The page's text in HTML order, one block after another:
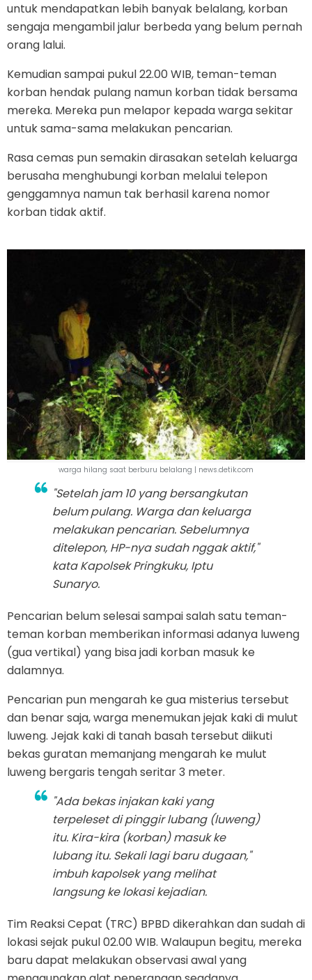
untuk mendapatkan lebih banyak belalang, korban
sengaja mengambil jalur berbeda yang belum pernah
orang lalui.
Kemudian sampai pukul 22.00 WIB, teman-teman
korban hendak pulang namun korban tidak bersama
mereka. Mereka pun melapor kepada warga sekitar
untuk sama-sama melakukan pencarian.
Rasa cemas pun semakin dirasakan setelah keluarga
berusaha menghubungi korban melalui telepon
genggamnya namun tak berhasil karena nomor
korban tidak aktif.
warga hilang saat berburu belalang | news.detik.com
"Setelah jam 10 yang bersangkutan
belum pulang. Warga dan keluarga
melakukan pencarian. Sebelumnya
ditelepon, HP-nya sudah nggak aktif,"
kata Kapolsek Pringkuku, Iptu
Sunaryo.
Pencarian belum selesai sampai salah satu teman-
teman korban memberikan informasi adanya luweng
(gua vertikal) yang bisa jadi korban masuk ke
dalamnya.
Pencarian pun mengarah ke gua misterius tersebut
dan benar saja, warga menemukan jejak kaki di mulut
luweng. Jejak kaki di tanah basah tersebut diikuti
bekas guratan memanjang mengarah ke mulut
luweng bergaris tengah seritar 3 meter.
"Ada bekas injakan kaki yang
terpeleset di pinggir lubang (luweng)
itu. Kira-kira (korban) masuk ke
lubang itu. Sekali lagi baru dugaan,"
imbuh kapolsek yang melihat
langsung ke lokasi kejadian.
Tim Reaksi Cepat (TRC) BPBD dikerahkan dan sudah di
lokasi sejak pukul 02.00 WIB. Walaupun begitu, mereka
baru dapat melakukan observasi awal yang